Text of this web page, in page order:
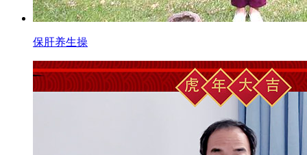
保肝养生操